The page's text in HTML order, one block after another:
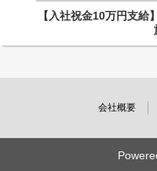
【入社祝金10万円支
会社概要